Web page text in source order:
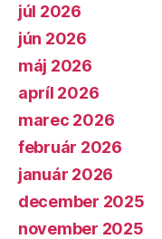
júl 2026
jún 2026
máj 2026
apríl 2026
marec 2026
február 2026
január 2026
december 2025
november 2025